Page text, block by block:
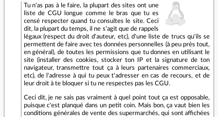
Tu n'as pas à le faire, la plupart des sites ont une
liste de CGU longue comme le bras que tu es
censé respecter quand tu consultes le site. Ceci
dit, la plupart du temps, il ne s'agit que de rappels
légaux (respect du droit d'auteur, etc), d'une liste de trucs qu'ils se
permettent de faire avec tes données personnelles (à peu près tout,
en général), de toutes les permissions que tu donnes en utilisant le
site (installer des cookies, stocker ton IP et la signature de ton
navigateur, transmettre tout ça à leurs partenaires commerciaux,
etc), de l'adresse à qui tu peux t'adresser en cas de recours, et de
leur droit à te bloquer si tu ne respectes pas les CGU.
Ceci dit, je ne sais pas vraiment à quel point tout ça est opposable,
puisque c'est planqué dans un petit coin. Mais bon, ça vaut bien les
conditions générales de vente des supermarchés, qui sont affichées